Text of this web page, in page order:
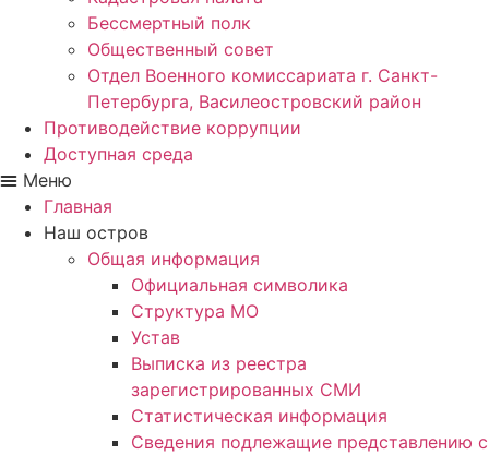
Бессмертный полк
Общественный совет
Отдел Военного комиссариата г. Санкт-
Петербурга, Василеостровский район
Противодействие коррупции
Доступная среда
Меню
Главная
Наш остров
Общая информация
Официальная символика
Структура МО
Устав
Выписка из реестра
зарегистрированных СМИ
Статистическая информация
Сведения подлежащие представлению с